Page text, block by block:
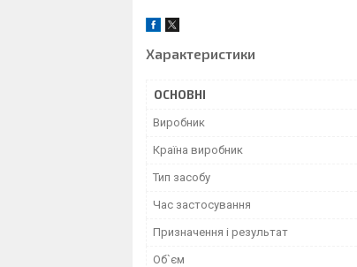
Характеристики
ОСНОВНІ
Виробник
Країна виробник
Тип засобу
Час застосування
Призначення і результат
Об`єм